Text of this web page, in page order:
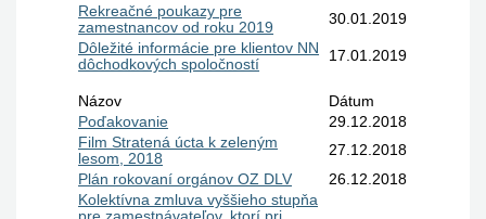
Rekreačné poukazy pre
zamestnancov od roku 2019
30.01.2019
Dôležité informácie pre klientov NN
dôchodkových spoločností
17.01.2019
Názov
Dátum
Poďakovanie
29.12.2018
Film Stratená úcta k zeleným
lesom, 2018
27.12.2018
Plán rokovaní orgánov OZ DLV
26.12.2018
Kolektívna zmluva vyššieho stupňa